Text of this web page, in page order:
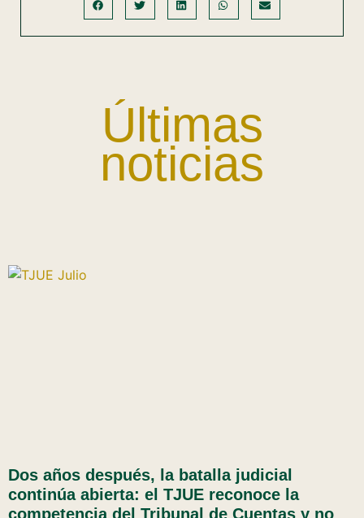
Últimas
noticias
Dos años después, la batalla judicial
continúa abierta: el TJUE reconoce la
competencia del Tribunal de Cuentas y no